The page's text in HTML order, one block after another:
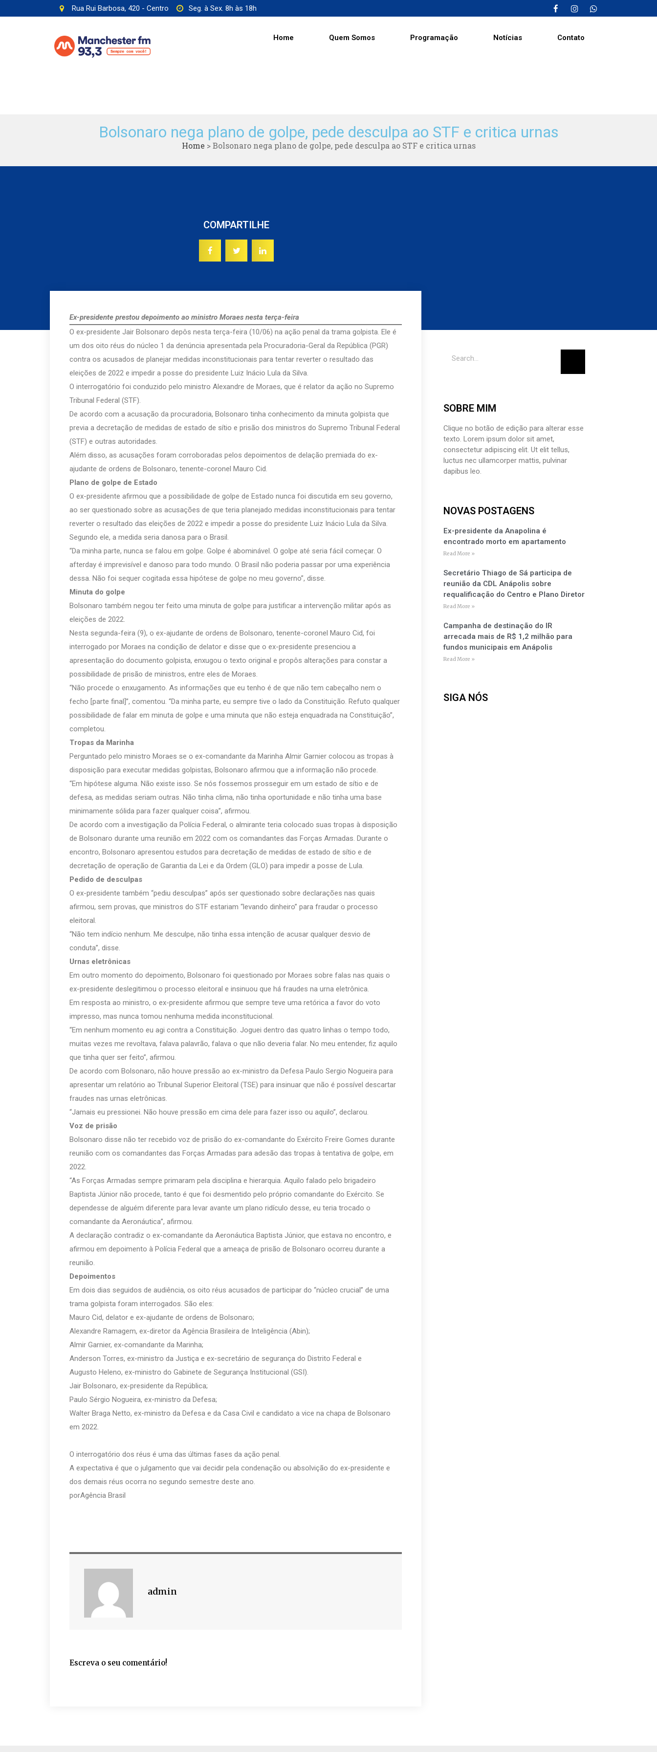
Rua Rui Barbosa, 420 - Centro Seg. à Sex. 8h às 18h
Home Quem Somos Programação Notícias Contato
Bolsonaro nega plano de golpe, pede desculpa ao STF e critica urnas
Home >Bolsonaro nega plano de golpe, pede desculpa ao STF e critica urnas
COMPARTILHE
Ex-presidente prestou depoimento ao ministro Moraes nesta terça-feira
O ex-presidente Jair Bolsonaro depôs nesta terça-feira (10/06) na ação penal da trama golpista. Ele é
um dos oito réus do núcleo 1 da denúncia apresentada pela Procuradoria-Geral da República (PGR)
contra os acusados de planejar medidas inconstitucionais para tentar reverter o resultado das
eleições de 2022 e impedir a posse do presidente Luiz Inácio Lula da Silva.
O interrogatório foi conduzido pelo ministro Alexandre de Moraes, que é relator da ação no Supremo
Tribunal Federal (STF).
De acordo com a acusação da procuradoria, Bolsonaro tinha conhecimento da minuta golpista que
previa a decretação de medidas de estado de sítio e prisão dos ministros do Supremo Tribunal Federal
(STF) e outras autoridades.
Além disso, as acusações foram corroboradas pelos depoimentos de delação premiada do ex-
ajudante de ordens de Bolsonaro, tenente-coronel Mauro Cid.
Plano de golpe de Estado
O ex-presidente afirmou que a possibilidade de golpe de Estado nunca foi discutida em seu governo,
ao ser questionado sobre as acusações de que teria planejado medidas inconstitucionais para tentar
reverter o resultado das eleições de 2022 e impedir a posse do presidente Luiz Inácio Lula da Silva.
Segundo ele, a medida seria danosa para o Brasil.
“Da minha parte, nunca se falou em golpe. Golpe é abominável. O golpe até seria fácil começar. O
afterday é imprevisível e danoso para todo mundo. O Brasil não poderia passar por uma experiência
dessa. Não foi sequer cogitada essa hipótese de golpe no meu governo”, disse.
Minuta do golpe
Bolsonaro também negou ter feito uma minuta de golpe para justificar a intervenção militar após as
eleições de 2022.
Nesta segunda-feira (9), o ex-ajudante de ordens de Bolsonaro, tenente-coronel Mauro Cid, foi
interrogado por Moraes na condição de delator e disse que o ex-presidente presenciou a
apresentação do documento golpista, enxugou o texto original e propôs alterações para constar a
possibilidade de prisão de ministros, entre eles de Moraes.
“Não procede o enxugamento. As informações que eu tenho é de que não tem cabeçalho nem o
fecho [parte final]”, comentou. “Da minha parte, eu sempre tive o lado da Constituição. Refuto qualquer
possibilidade de falar em minuta de golpe e uma minuta que não esteja enquadrada na Constituição”,
completou.
Tropas da Marinha
Perguntado pelo ministro Moraes se o ex-comandante da Marinha Almir Garnier colocou as tropas à
disposição para executar medidas golpistas, Bolsonaro afirmou que a informação não procede.
“Em hipótese alguma. Não existe isso. Se nós fossemos prosseguir em um estado de sítio e de
defesa, as medidas seriam outras. Não tinha clima, não tinha oportunidade e não tinha uma base
minimamente sólida para fazer qualquer coisa”, afirmou.
De acordo com a investigação da Polícia Federal, o almirante teria colocado suas tropas à disposição
de Bolsonaro durante uma reunião em 2022 com os comandantes das Forças Armadas. Durante o
encontro, Bolsonaro apresentou estudos para decretação de medidas de estado de sítio e de
decretação de operação de Garantia da Lei e da Ordem (GLO) para impedir a posse de Lula.
Pedido de desculpas
O ex-presidente também “pediu desculpas” após ser questionado sobre declarações nas quais
afirmou, sem provas, que ministros do STF estariam “levando dinheiro” para fraudar o processo
eleitoral.
“Não tem indício nenhum. Me desculpe, não tinha essa intenção de acusar qualquer desvio de
conduta”, disse.
Urnas eletrônicas
Em outro momento do depoimento, Bolsonaro foi questionado por Moraes sobre falas nas quais o
ex-presidente deslegitimou o processo eleitoral e insinuou que há fraudes na urna eletrônica.
Em resposta ao ministro, o ex-presidente afirmou que sempre teve uma retórica a favor do voto
impresso, mas nunca tomou nenhuma medida inconstitucional.
“Em nenhum momento eu agi contra a Constituição. Joguei dentro das quatro linhas o tempo todo,
muitas vezes me revoltava, falava palavrão, falava o que não deveria falar. No meu entender, fiz aquilo
que tinha quer ser feito”, afirmou.
De acordo com Bolsonaro, não houve pressão ao ex-ministro da Defesa Paulo Sergio Nogueira para
apresentar um relatório ao Tribunal Superior Eleitoral (TSE) para insinuar que não é possível descartar
fraudes nas urnas eletrônicas.
“Jamais eu pressionei. Não houve pressão em cima dele para fazer isso ou aquilo”, declarou.
Voz de prisão
Bolsonaro disse não ter recebido voz de prisão do ex-comandante do Exército Freire Gomes durante
reunião com os comandantes das Forças Armadas para adesão das tropas à tentativa de golpe, em
2022.
“As Forças Armadas sempre primaram pela disciplina e hierarquia. Aquilo falado pelo brigadeiro
Baptista Júnior não procede, tanto é que foi desmentido pelo próprio comandante do Exército. Se
dependesse de alguém diferente para levar avante um plano ridículo desse, eu teria trocado o
comandante da Aeronáutica”, afirmou.
A declaração contradiz o ex-comandante da Aeronáutica Baptista Júnior, que estava no encontro, e
afirmou em depoimento à Polícia Federal que a ameaça de prisão de Bolsonaro ocorreu durante a
reunião.
Depoimentos
Em dois dias seguidos de audiência, os oito réus acusados de participar do “núcleo crucial” de uma
trama golpista foram interrogados. São eles:
Mauro Cid, delator e ex-ajudante de ordens de Bolsonaro;
Alexandre Ramagem, ex-diretor da Agência Brasileira de Inteligência (Abin);
Almir Garnier, ex-comandante da Marinha;
Anderson Torres, ex-ministro da Justiça e ex-secretário de segurança do Distrito Federal e
Augusto Heleno, ex-ministro do Gabinete de Segurança Institucional (GSI).
Jair Bolsonaro, ex-presidente da República;
Paulo Sérgio Nogueira, ex-ministro da Defesa;
Walter Braga Netto, ex-ministro da Defesa e da Casa Civil e candidato a vice na chapa de Bolsonaro
em 2022.
O interrogatório dos réus é uma das últimas fases da ação penal.
A expectativa é que o julgamento que vai decidir pela condenação ou absolvição do ex-presidente e
dos demais réus ocorra no segundo semestre deste ano.
porAgência Brasil
admin
Escreva o seu comentário!
SOBRE MIM
Clique no botão de edição para alterar esse
texto. Lorem ipsum dolor sit amet,
consectetur adipiscing elit. Ut elit tellus,
luctus nec ullamcorper mattis, pulvinar
dapibus leo.
NOVAS POSTAGENS
Ex-presidente da Anapolina é
encontrado morto em apartamento
Read More »
Secretário Thiago de Sá participa de
reunião da CDL Anápolis sobre
requalificação do Centro e Plano Diretor
Read More »
Campanha de destinação do IR
arrecada mais de R$ 1,2 milhão para
fundos municipais em Anápolis
Read More »
SIGA NÓS